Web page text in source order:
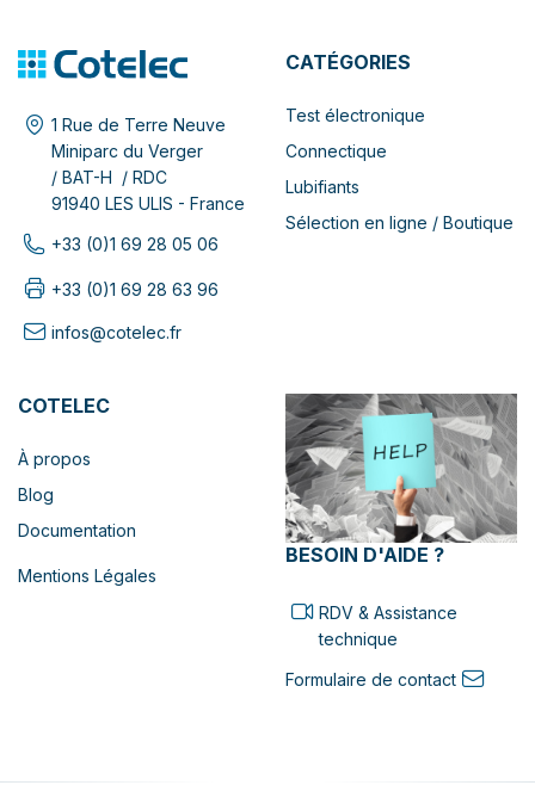
1 Rue de Terre Neuve
Miniparc du Verger
/ BAT-H / RDC
91940 LES ULIS - France
+33 (0)1 69 28 05 06
+33 (0)1 69 28 63 96
infos@cotelec.fr
CATÉGORIES
Test électronique
Connectique
Lubifiants
Sélection en ligne / Boutique
COTELEC
À propos
Blog
Documentation
Mentions Légales
BESOIN D'AIDE ?
RDV & Assistance
technique
Formulaire de contact